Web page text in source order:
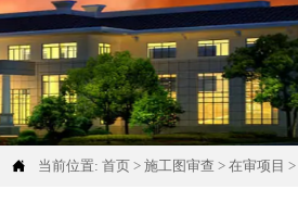
 当前位置: 首页 > 施工图审查 > 在审项目 >